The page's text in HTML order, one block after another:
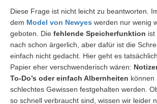
Diese Frage ist nicht leicht zu beantworten.
dem Model von Newyes werden nur wenig
geboten. Die fehlende Speicherfunktion ist
nach schon ärgerlich, aber dafür ist die
einfach nicht gedacht. Hier geht es
Papier eher verschwenderisch wären:
To-Do’s oder einfach Albernheiten können
schlechtes Gewissen festgehalten werden.
so schnell verbraucht sind, wissen wir leider